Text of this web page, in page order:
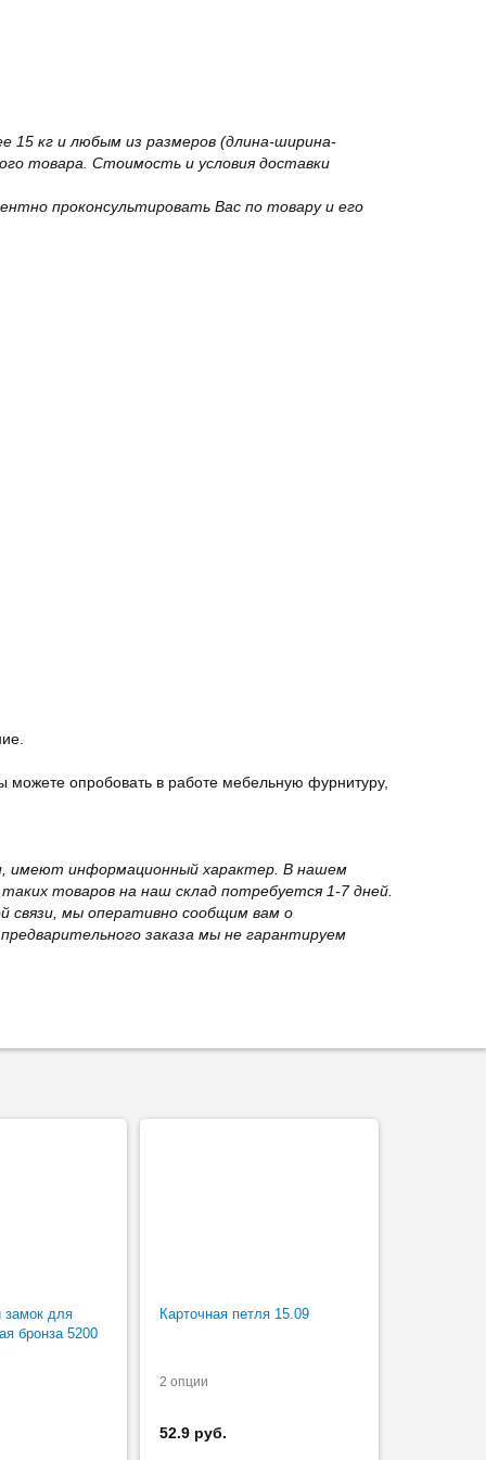
15 кг и любым из размеров (длина-ширина-
товара. Стоимость и условия доставки
проконсультировать Вас по товару и его
опробовать в работе мебельную фурнитуру,
имеют информационный характер. В нашем
товаров на наш склад потребуется 1-7 дней.
связи, мы оперативно сообщим вам о
заказа мы не гарантируем
замок для
бронза 5200
Карточная петля 15.09
2 опции
52.9 руб.